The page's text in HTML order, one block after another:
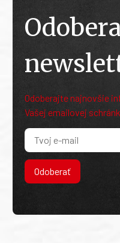
Odoberajte najnovšie
Vašej emailovej
Odoberať